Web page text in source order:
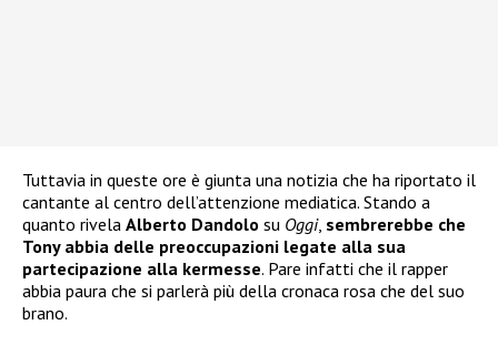
Tuttavia in queste ore è giunta una notizia che ha riportato il
cantante al centro dell’attenzione mediatica. Stando a
quanto rivela Alberto Dandolo su Oggi, sembrerebbe che
Tony abbia delle preoccupazioni legate alla sua
partecipazione alla kermesse. Pare infatti che il rapper
abbia paura che si parlerà più della cronaca rosa che del suo
brano.